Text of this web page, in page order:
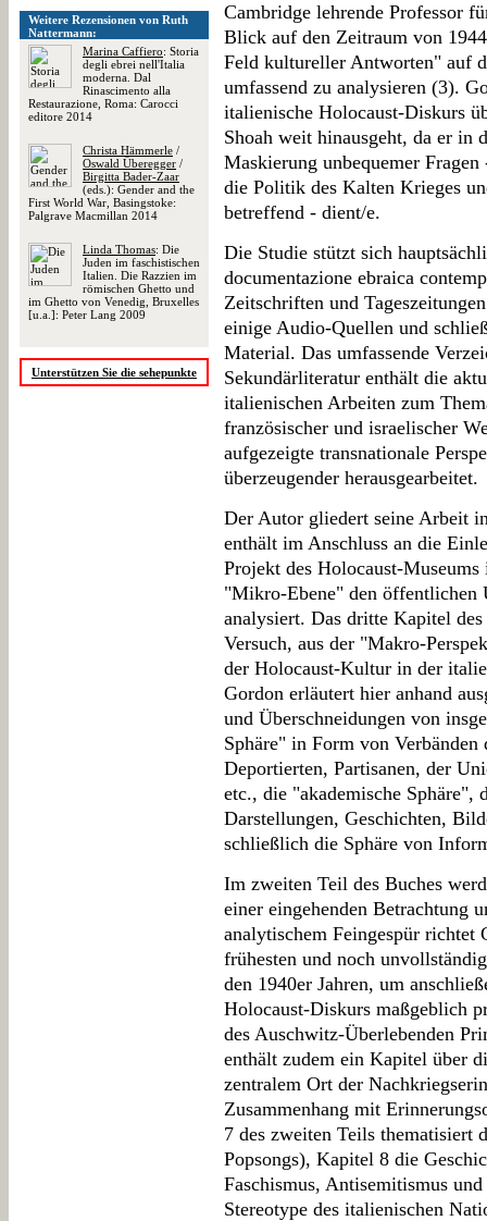
Weitere Rezensionen von Ruth
Nattermann:
Marina Caffiero: Storia
degli ebrei nell'Italia
moderna. Dal
Rinascimento alla
Restaurazione, Roma: Carocci
editore 2014
Christa Hämmerle /
Oswald Überegger /
Birgitta Bader-Zaar
(eds.): Gender and the
First World War, Basingstoke:
Palgrave Macmillan 2014
Linda Thomas: Die
Juden im faschistischen
Italien. Die Razzien im
römischen Ghetto und
im Ghetto von Venedig, Bruxelles
[u.a.]: Peter Lang 2009
Unterstützen Sie die sehepunkte
Cambridge lehrende Professor
Blick auf den Zeitraum von
Feld kultureller Antworten" auf
umfassend zu analysieren (3).
italienische Holocaust-Diskurs
Shoah weit hinausgeht, da er in
Maskierung unbequemer
die Politik des Kalten Krieges
betreffend - dient/e.
Die Studie stützt sich
documentazione ebraica
Zeitschriften und
einige Audio-Quellen und
Material. Das umfassende
Sekundärliteratur enthält die
italienischen Arbeiten zum
französischer und israelischer
aufgezeigte transnationale
überzeugender herausgearbeitet.
Der Autor gliedert seine Arbeit
enthält im Anschluss an die
Projekt des Holocaust-
"Mikro-Ebene" den öffentlichen
analysiert. Das dritte Kapitel
Versuch, aus der "Makro-
der Holocaust-Kultur in der
Gordon erläutert hier anhand
und Überschneidungen von
Sphäre" in Form von
Deportierten, Partisanen, der
etc., die "akademische
Darstellungen, Geschichten,
schließlich die Sphäre von
Im zweiten Teil des Buches
einer eingehenden Betrachtung
analytischem Feingespür richtet
frühesten und noch
den 1940er Jahren, um
Holocaust-Diskurs maßgeblich
des Auschwitz-Überlebenden
enthält zudem ein Kapitel über
zentralem Ort der
Zusammenhang mit
7 des zweiten Teils thematisiert
Popsongs), Kapitel 8 die
Faschismus, Antisemitismus
Stereotype des italienischen